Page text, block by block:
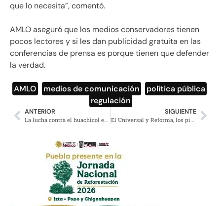
que lo necesita”, comentó.
AMLO aseguró que los medios conservadores tienen
pocos lectores y si les dan publicidad gratuita en las
conferencias de prensa es porque tienen que defender
la verdad.
AMLO medios de comunicación política pública
regulación
ANTERIOR
La lucha contra el huachicol evita pérdidas por 164 mdp diarios: AMLO
SIGUIENTE
El Universal y Reforma, los pinochos de la semana